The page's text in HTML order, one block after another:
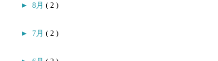
►8月( 2 )
► 7月( 2 )